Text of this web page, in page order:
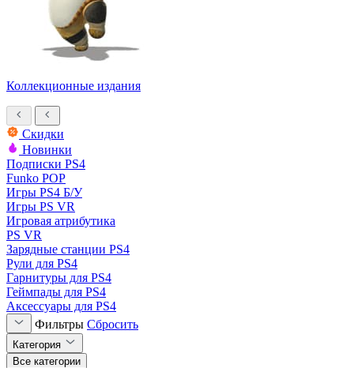
Коллекционные издания
Скидки
Новинки
Подписки PS4
Funko POP
Игры PS4 Б/У
Игры PS VR
Игровая атрибутика
PS VR
Зарядные станции PS4
Рули для PS4
Гарнитуры для PS4
Геймпады для PS4
Аксессуары для PS4
Фильтры Сбросить
Категория
Все категории